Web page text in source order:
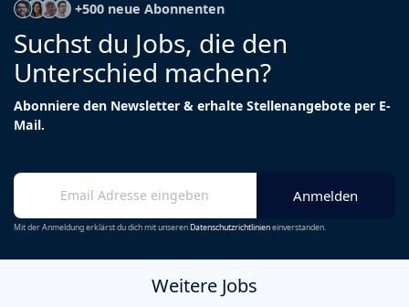
+500 neue Abonnenten
Suchst du Jobs, die den
Unterschied machen?
Abonniere den Newsletter & erhalte Stellenangebote per E-
Mail.
Mit der Anmeldung erklärst du dich mit unserenDatenschutzrichtlinieneinverstanden.
Weitere Jobs